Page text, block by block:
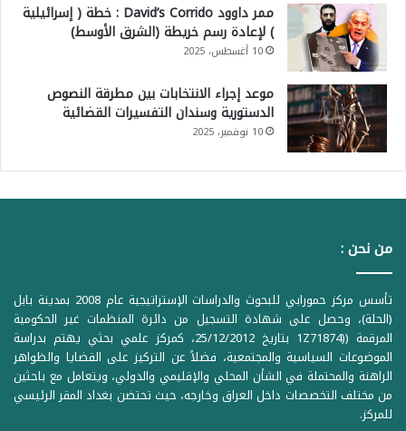
ممر داوود David’s Corrido : خطة ( إسرائيلية
) لإعادة رسم خريطة (الشرق الأوسط)
10 أغسطس، 2025
موعد إجراء الانتخابات بين مطرقة النصوص
الدستورية وسندان التفسيرات القضائية
10 نوفمبر، 2025
من نحن :
تأسس مركز حمورابي للبحوث والدراسات الإستراتيجية عام 2008 بمدينة بابل
(الحلة)، وحصل على شهادة التسجيل من دائرة المنظمات غير الحكومية
المرقمة ((1Z71874 بتاريخ 25/12/2012، كمركز علمي بحثي يهتم بدراسة
الموضوعات السياسية والمجتمعية، فضلاً عن التركيز على القضايا والظواهر
الراهنة والمحتملة في الشأن المحلي والإقليمي والدولي، ويتعامل مع باحثين
من مختلف التخصصات داخل العراق وخارجه، حيث تحتضن بغداد المقر الرئيسي
للمركز.